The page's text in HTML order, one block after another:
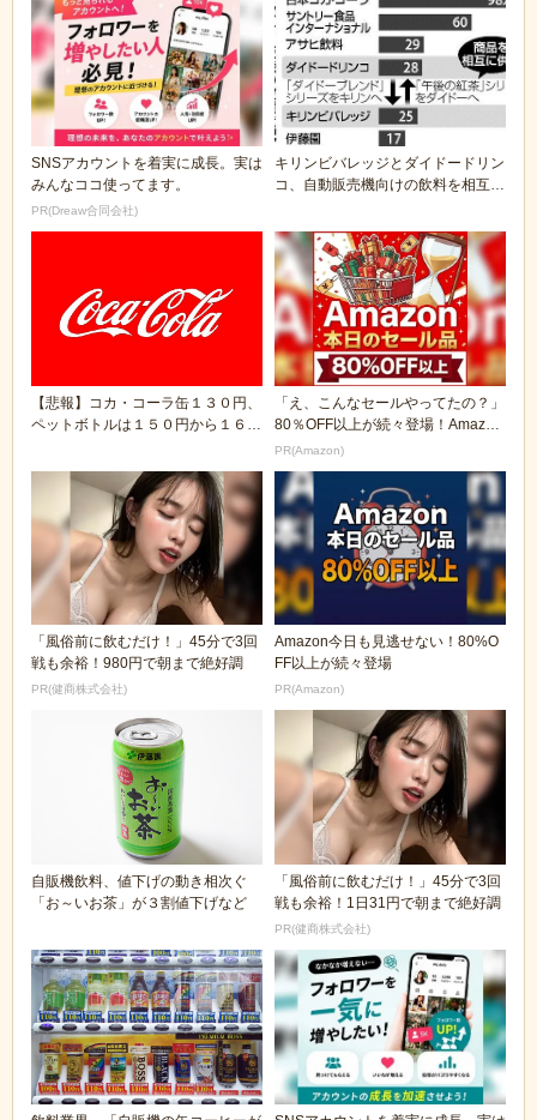
SNSアカウントを着実に成長。実は
みんなココ使ってます。
PR(Dreaw合同会社)
キリンビバレッジとダイドードリン
コ、自動販売機向けの飲料を相互に
【悲報】コカ・コーラ缶１３０円、
ペットボトルは１５０円から１６０
「え、こんなセールやってたの？」
80％OFF以上が続々登場！Amazon
の本気が...
PR(Amazon)
「風俗前に飲むだけ！」45分で3回
戦も余裕！980円で朝まで絶好調
PR(健商株式会社)
Amazon今日も見逃せない！80%O
FF以上が続々登場
PR(Amazon)
自販機飲料、値下げの動き相次ぐ
「お～いお茶」が３割値下げなど
「風俗前に飲むだけ！」45分で3回
戦も余裕！1日31円で朝まで絶好調
PR(健商株式会社)